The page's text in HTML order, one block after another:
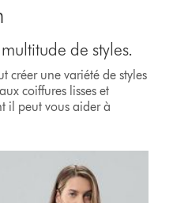
de styles.
créer une variété de styles
coiffures lisses et
il peut vous aider à